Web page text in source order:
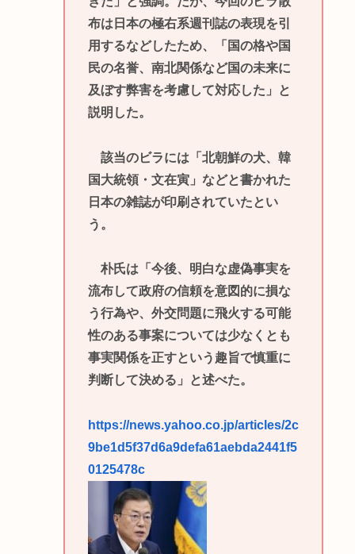
布は日本の極右系週刊誌の表現を引
用するなどしたため、「国の格や国
民の名誉、南北関係など国の未来に
及ぼす弊害を考慮して対応した」と
説明した。
該当のビラには「北朝鮮の犬、韓
国大統領・文在寅」などと書かれた
日本の雑誌が印刷されていたとい
う。
朴氏は「今後、明白な虚偽事実を
流布して政府の信頼を意図的に損な
う行為や、外交問題に飛火する可能
性のある事案については少なくとも
事実関係を正すという趣旨で慎重に
判断して決める」と述べた。
https://news.yahoo.co.jp/articles/2c
9be1d5f37d6a9defa61aebda2441f5
0125478c